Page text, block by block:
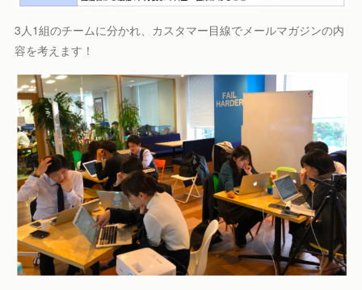
3人1組のチームに分かれ、カスタマー目線でメールマガジンの内
容を考えます！